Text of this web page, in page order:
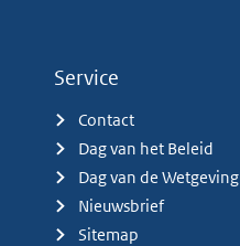
Service
Contact
Dag van het Beleid
Dag van de Wetgeving
Nieuwsbrief
Sitemap